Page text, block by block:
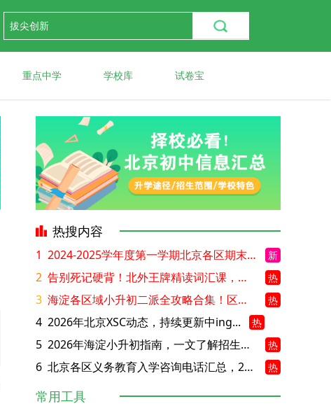
重点中学 学校库 试卷宝
热搜内容
1 2024-2025学年度第一学期北京各区期末考试真题试卷汇总 新
2 告别死记硬背！北外王牌精读词汇课，帮孩子突破英语词汇难关 热
3 海淀各区域小升初二派全攻略合集！区域一至五志愿填报、升学策略详解 热
4 2026年北京XSC动态，持续更新中ing... 热
5 2026年海淀小升初指南，一文了解招生政策要点 热
6 北京各区义务教育入学咨询电话汇总，25年小升初家长提前收藏 热
常用工具